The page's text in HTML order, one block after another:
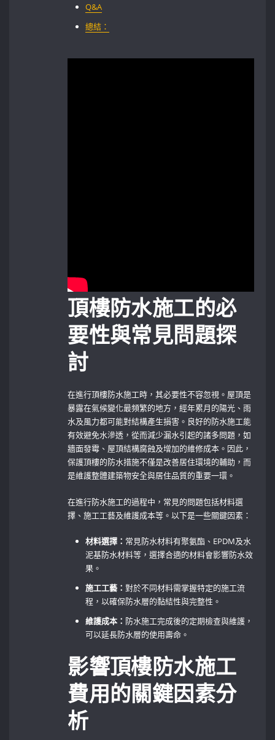
Q&A
總結：
頂樓防水施工的必
要性與常見問題探
討
在進行頂樓防水施工時，其必要性不容忽視。屋頂是
暴露在氣候變化最頻繁的地方，經年累月的陽光、雨
水及風力都可能對結構產生損害。良好的防水施工能
有效避免水滲透，從而減少漏水引起的諸多問題，如
牆面發霉、屋頂結構腐蝕及增加的維修成本。因此，
保護頂樓的防水措施不僅是改善居住環境的輔助，而
是維護整體建築物安全與居住品質的重要一環。
在進行防水施工的過程中，常見的問題包括材料選
擇、施工工藝及維護成本等。以下是一些關鍵因素：
材料選擇： 常見防水材料有聚氨酯、EPDM及水
泥基防水材料等，選擇合適的材料會影響防水效
果。
施工工藝：對於不同材料需掌握特定的施工流
程，以確保防水層的黏結性與完整性。
維護成本： 防水施工完成後的定期檢查與維護，
可以延長防水層的使用壽命。
影響頂樓防水施工
費用的關鍵因素分
析